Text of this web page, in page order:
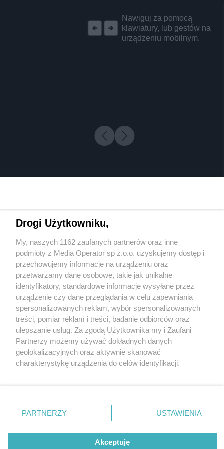
Nawiguj za pomocą
klawiatury, lub gestów na
urządzeniu mobilnym.
3 / 0
Wydawca mediów lokalnych
Nie zapomnij
zapoznać się z:
polityką prywatności regulamin korzystania z portali
Twojemiasto
Piekary Śląskie
Chorzów
Tarnowskie Góry
Gliwice
Skontakuj sięz nami
Kontakt
Wydawca
Redakcja
Drogi Użytkowniku,
My, naszych 1162 zaufanych partnerów oraz inne
podmioty z Media Operator sp z.o.o. uzyskujemy dostęp i
przechowujemy informacje na urządzeniu oraz
przetwarzamy dane osobowe, takie jak unikalne
identyfikatory, standardowe informacje wysyłane przez
urządzenie czy dane przeglądania w celu zapewniania
spersonalizowanych reklam, wybór spersonalizowanych
treści, pomiar reklam i treści, badanie odbiorców oraz
ulepszanie usług. Za zgodą Użytkownika my i Zaufani
Partnerzy możemy używać dokładnych danych
geolokalizacyjnych oraz aktywnie skanować
charakterystykę urządzenia do celów identyfikacji.
zmienić/wycofać klikając przycisk ustawień prywatności
znajdujący się w lewym dolnym rogu strony
rodzaje przetwarzania danych nie wymagają zgody
użytkownika, ale masz prawo sprzeciwić się takiemu
PARTNERZY USTAWIENIA
Akceptuję